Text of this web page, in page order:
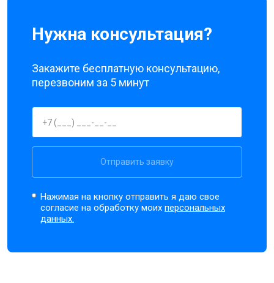
Нужна консультация?
Закажите бесплатную консультацию,
перезвоним за 5 минут
Отправить заявку
Нажимая на кнопку отправить я даю свое
согласие на обработку моихперсональных
данных.